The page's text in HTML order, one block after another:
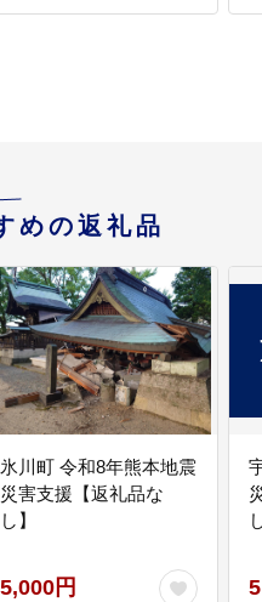
めの返礼品
氷川町 令和8年熊本地震
災害支援【返礼品な
し】
5,000円